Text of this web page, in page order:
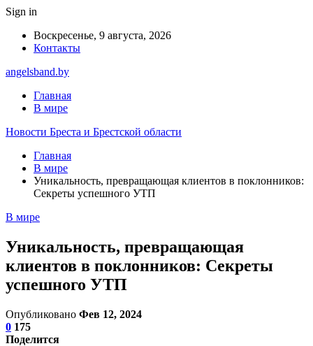
Sign in
Воскресенье, 9 августа, 2026
Контакты
angelsband.by
Главная
В мире
Новости Бреста и Брестской области
Главная
В мире
Уникальность, превращающая клиентов в поклонников:
Секреты успешного УТП
В мире
Уникальность, превращающая
клиентов в поклонников: Секреты
успешного УТП
Опубликовано Фев 12, 2024
0 175
Поделится